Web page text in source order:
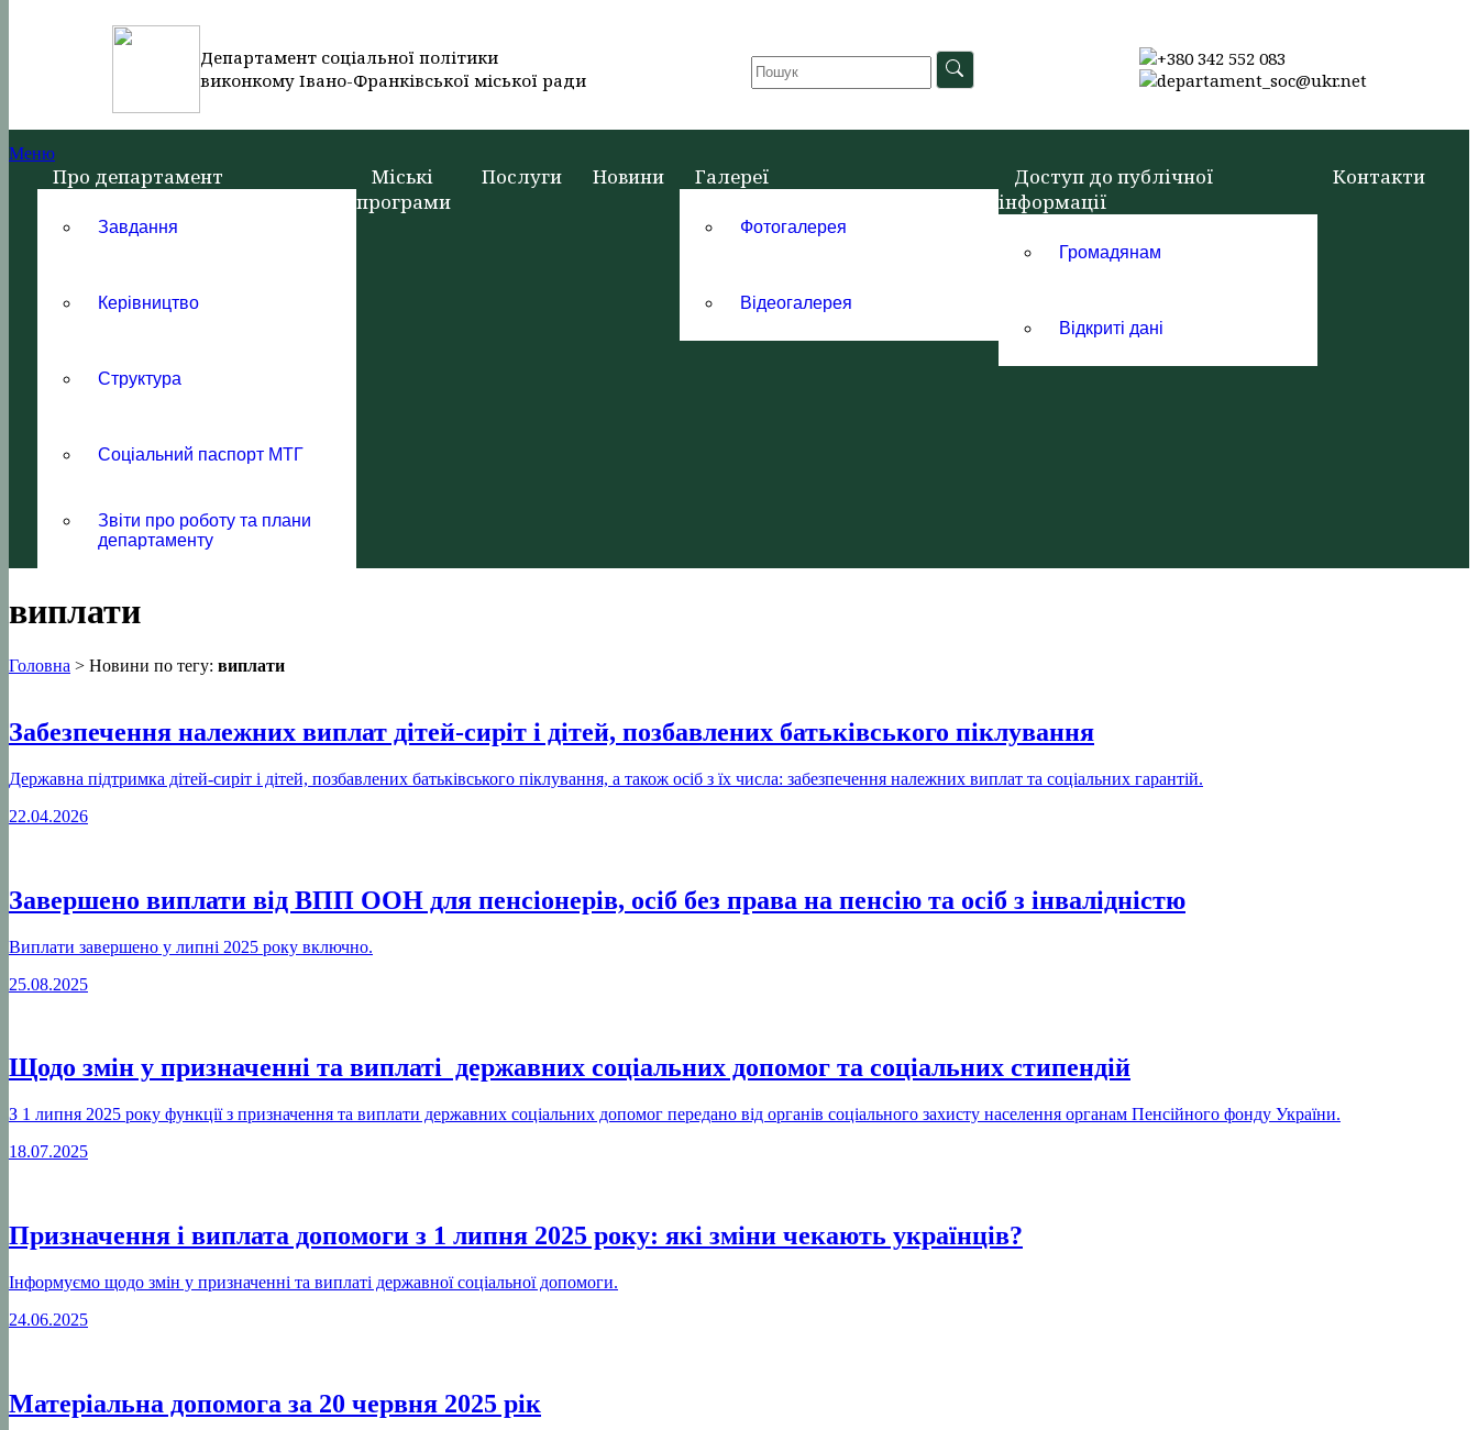
Департамент соціальної політики
виконкому Івано-Франківської міської ради
+380 342 552 083
departament_soc@ukr.net
Меню
Про департамент
Завдання
Керівництво
Структура
Соціальний паспорт МТГ
Звіти про роботу та плани
департаменту
Міські
програми
Послуги Новини Галереї
Фотогалерея
Відеогалерея
Доступ до публічної
інформації
Громадянам
Відкриті дані
Контакти
виплати
Головна > Новини по тегу: виплати
Забезпечення належних виплат дітей-сиріт і дітей, позбавлених батьківського піклування
Державна підтримка дітей-сиріт і дітей, позбавлених батьківського піклування, а також осіб з їх числа: забезпечення належних виплат та соціальних гарантій.
22.04.2026
Завершено виплати від ВПП ООН для пенсіонерів, осіб без права на пенсію та осіб з інвалідністю
Виплати завершено у липні 2025 року включно.
25.08.2025
Щодо змін у призначенні та виплаті державних соціальних допомог та соціальних стипендій
З 1 липня 2025 року функції з призначення та виплати державних соціальних допомог передано від органів соціального захисту населення органам Пенсійного фонду України.
18.07.2025
Призначення і виплата допомоги з 1 липня 2025 року: які зміни чекають українців?
Інформуємо щодо змін у призначенні та виплаті державної соціальної допомоги.
24.06.2025
Матеріальна допомога за 20 червня 2025 рік